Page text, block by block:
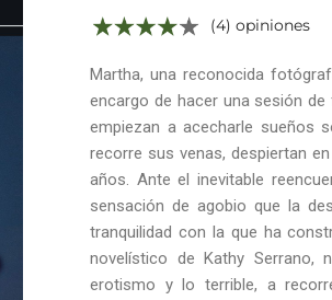
(4) opiniones
Martha, una reconocida
encargo de hacer una sesión
empiezan a acecharle sueños
recorre sus venas, despiertan
años. Ante el inevitable
sensación de agobio que la
tranquilidad con la que ha construido su vida
novelístico de Kathy Serrano,
erotismo y lo terrible, a